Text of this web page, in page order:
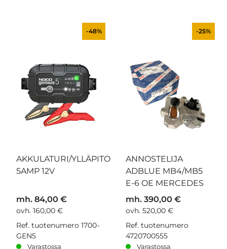
-48%
AKKULATURI/YLLÄPITO
5AMP 12V
mh. 84,00 €
ovh. 160,00 €
Ref. tuotenumero 1700-
GEN5
Varastossa
-25%
ANNOSTELIJA
ADBLUE MB4/MB5
E-6 OE MERCEDES
mh. 390,00 €
ovh. 520,00 €
Ref. tuotenumero
4720700555
Varastossa